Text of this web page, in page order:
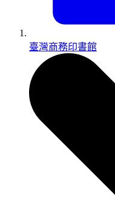
臺灣商務印書館